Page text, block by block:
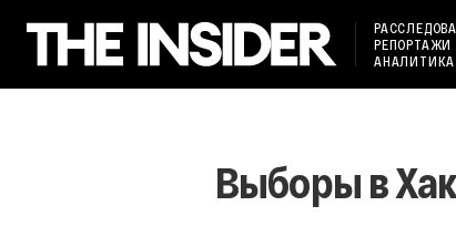
РЕПОРТАЖИ
АНАЛИТИКА
Выборы в